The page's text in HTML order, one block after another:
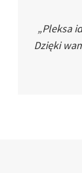
„Pleksa
Dzięki